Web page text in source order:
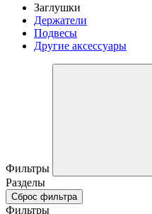
Заглушки
Держатели
Подвесы
Другие аксессуары
Фильтры
Разделы
Сброс фильтра
Фильтры